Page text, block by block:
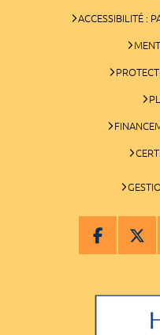
ACCESSIBILITÉ :